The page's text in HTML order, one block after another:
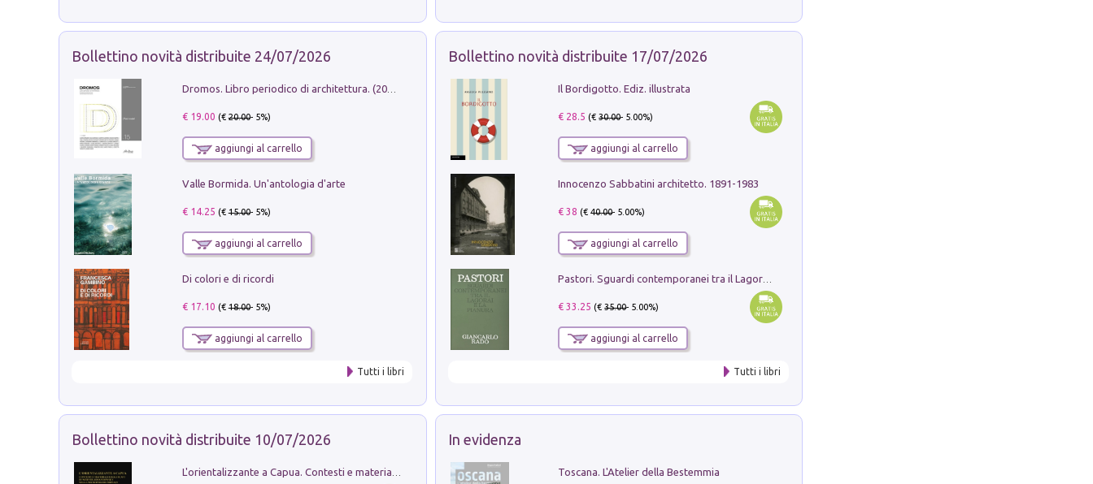
Bollettino novità distribuite 24/07/2026
Dromos. Libro periodico di architettura. (2026). Vol. 15: Post-model
€ 19.00 (€20.00- 5%)
aggiungi al carrello
Valle Bormida. Un'antologia d'arte
€ 14.25 (€15.00- 5%)
aggiungi al carrello
Di colori e di ricordi
€ 17.10 (€18.00- 5%)
aggiungi al carrello
Tutti i libri
Bollettino novità distribuite 17/07/2026
Il Bordigotto. Ediz. illustrata
€ 28.5 (€30.00- 5.00%)
aggiungi al carrello
Innocenzo Sabbatini architetto. 1891-1983
€ 38 (€40.00- 5.00%)
aggiungi al carrello
€ 33.25 (€35.00- 5.00%)
aggiungi al carrello
Tutti i libri
Bollettino novità distribuite 10/07/2026 In evidenza
Toscana. L'Atelier della Bestemmia